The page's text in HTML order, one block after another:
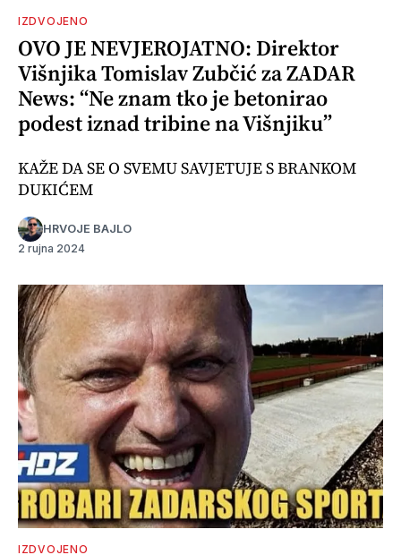
IZDVOJENO
OVO JE NEVJEROJATNO: Direktor
Višnjika Tomislav Zubčić za ZADAR
News: “Ne znam tko je betonirao
podest iznad tribine na Višnjiku”
KAŽE DA SE O SVEMU SAVJETUJE S BRANKOM
DUKIĆEM
HRVOJE BAJLO
2 rujna 2024
IZDVOJENO